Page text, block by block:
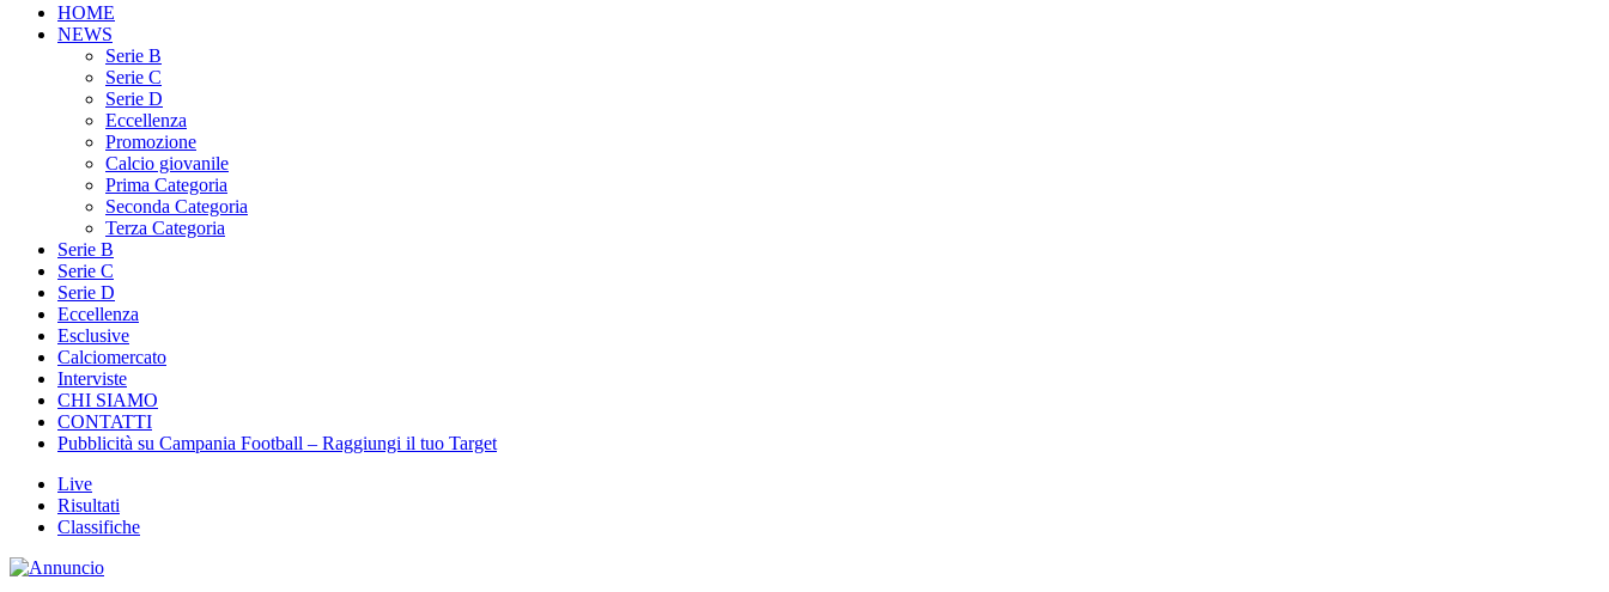
HOME
NEWS
Serie B
Serie C
Serie D
Eccellenza
Promozione
Calcio giovanile
Prima Categoria
Seconda Categoria
Terza Categoria
Serie B
Serie C
Serie D
Eccellenza
Esclusive
Calciomercato
Interviste
CHI SIAMO
CONTATTI
Pubblicità su Campania Football – Raggiungi il tuo Target
Live
Risultati
Classifiche